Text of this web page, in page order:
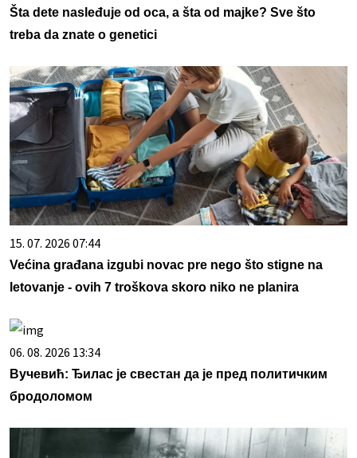
Šta dete nasleđuje od oca, a šta od majke? Sve što
treba da znate o genetici
15. 07. 2026 07:44
Većina građana izgubi novac pre nego što stigne na
letovanje - ovih 7 troškova skoro niko ne planira
06. 08. 2026 13:34
Вучевић: Ђилас је свестан да је пред политичким
бродоломом